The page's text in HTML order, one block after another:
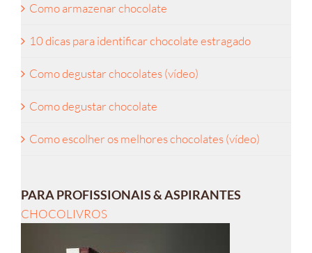
Como armazenar chocolate
10 dicas para identificar chocolate estragado
Como degustar chocolates (vídeo)
Como degustar chocolate
Como escolher os melhores chocolates (vídeo)
PARA PROFISSIONAIS & ASPIRANTES
CHOCOLIVROS